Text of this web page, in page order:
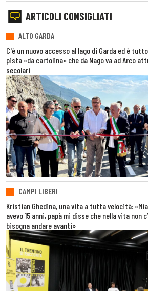
ARTICOLI CONSIGLIATI
ALTO GARDA
C'è un nuovo accesso al lago di Garda ed è
pista «da cartolina» che da Nago va ad Arco
secolari
CAMPI LIBERI
Kristian Ghedina, una vita a tutta velocità:
avevo 15 anni, papà mi disse che nella vita non
bisogna andare avanti»